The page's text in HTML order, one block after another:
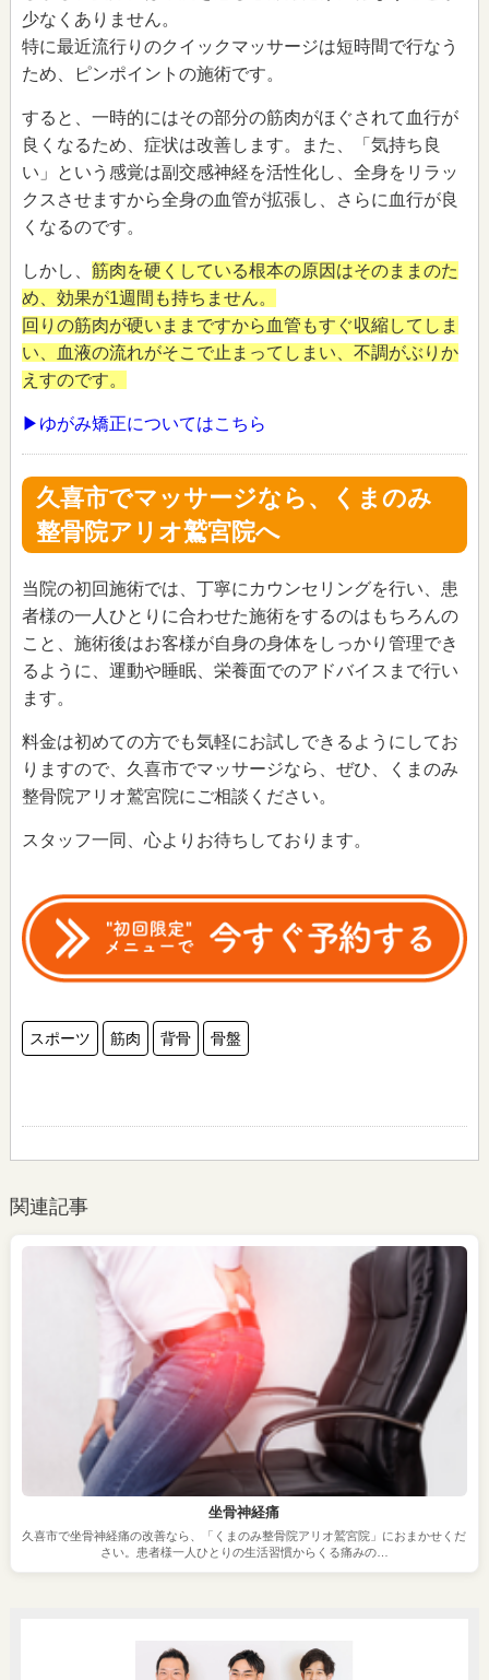
少なくありません。
特に最近流行りのクイックマッサージは短時間で行なう
ため、ピンポイントの施術です。
すると、一時的にはその部分の筋肉がほぐされて血行が
良くなるため、症状は改善します。また、「気持ち良
い」という感覚は副交感神経を活性化し、全身をリラッ
クスさせますから全身の血管が拡張し、さらに血行が良
くなるのです。
しかし、 筋肉を硬くしている根本の原因はそのままのた
め、効果が1週間も持ちません。
回りの筋肉が硬いままですから血管もすぐ収縮してしま
い、血液の流れがそこで止まってしまい、不調がぶりか
えすのです。
▶ゆがみ矯正についてはこちら
久喜市でマッサージなら、くまのみ
整骨院アリオ鷲宮院へ
当院の初回施術では、丁寧にカウンセリングを行い、患
者様の一人ひとりに合わせた施術をするのはもちろんの
こと、施術後はお客様が自身の身体をしっかり管理でき
るように、運動や睡眠、栄養面でのアドバイスまで行い
ます。
料金は初めての方でも気軽にお試しできるようにしてお
りますので、久喜市でマッサージなら、ぜひ、くまのみ
整骨院アリオ鷲宮院にご相談ください。
スタッフ一同、心よりお待ちしております。
スポーツ 筋肉 背骨 骨盤
関連記事
坐骨神経痛
久喜市で坐骨神経痛の改善なら、「くまのみ整骨院アリオ鷲宮院」におまかせくだ
さい。患者様一人ひとりの生活習慣からくる痛みの…